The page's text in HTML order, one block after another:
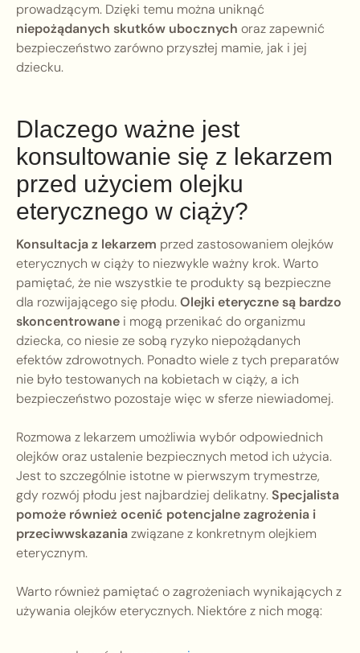
prowadzącym. Dzięki temu można uniknąć
niepożądanych skutków ubocznych oraz zapewnić
bezpieczeństwo zarówno przyszłej mamie, jak i jej
dziecku.
Dlaczego ważne jest
konsultowanie się z lekarzem
przed użyciem olejku
eterycznego w ciąży?
Konsultacja z lekarzem przed zastosowaniem olejków
eterycznych w ciąży to niezwykle ważny krok. Warto
pamiętać, że nie wszystkie te produkty są bezpieczne
dla rozwijającego się płodu.Olejki eteryczne są bardzo
skoncentrowane i mogą przenikać do organizmu
dziecka, co niesie ze sobą ryzyko niepożądanych
efektów zdrowotnych. Ponadto wiele z tych preparatów
nie było testowanych na kobietach w ciąży, a ich
bezpieczeństwo pozostaje więc w sferze niewiadomej.
Rozmowa z lekarzem umożliwia wybór odpowiednich
olejków oraz ustalenie bezpiecznych metod ich użycia.
Jest to szczególnie istotne w pierwszym trymestrze,
gdy rozwój płodu jest najbardziej delikatny.Specjalista
pomoże również ocenić potencjalne zagrożenia i
przeciwwskazaniazwiązane z konkretnym olejkiem
eterycznym.
Warto również pamiętać o zagrożeniach wynikających z
używania olejków eterycznych. Niektóre z nich mogą: